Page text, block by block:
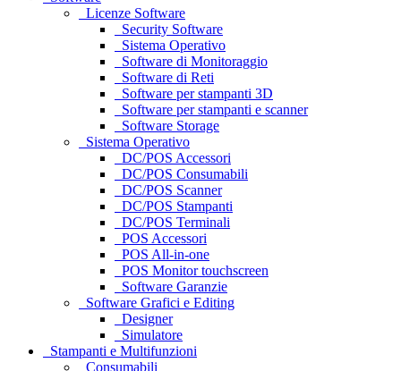
Licenze Software
Security Software
Sistema Operativo
Software di Monitoraggio
Software di Reti
Software per stampanti 3D
Software per stampanti e scanner
Software Storage
Sistema Operativo
DC/POS Accessori
DC/POS Consumabili
DC/POS Scanner
DC/POS Stampanti
DC/POS Terminali
POS Accessori
POS All-in-one
POS Monitor touchscreen
Software Garanzie
Software Grafici e Editing
Designer
Simulatore
Stampanti e Multifunzioni
Consumabili